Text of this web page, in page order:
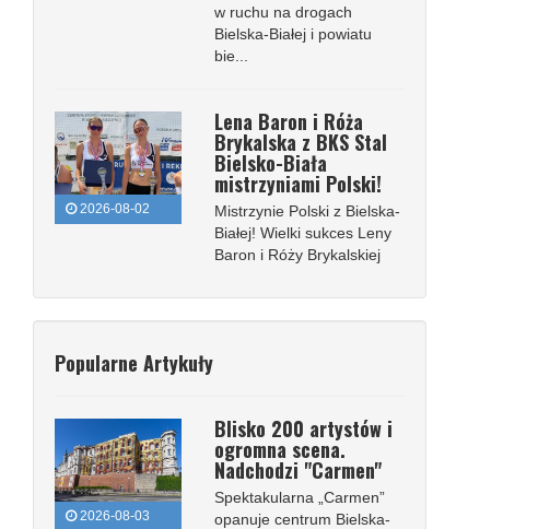
w ruchu na drogach
Bielska-Białej i powiatu
bie...
2026-08-02
Lena Baron i Róża
Brykalska z BKS Stal
Bielsko-Biała
mistrzyniami Polski!
Mistrzynie Polski z Bielska-
Białej! Wielki sukces Leny
Baron i Róży Brykalskiej
Popularne Artykuły
2026-08-03
Blisko 200 artystów i
ogromna scena.
Nadchodzi "Carmen"
Spektakularna „Carmen”
opanuje centrum Bielska-